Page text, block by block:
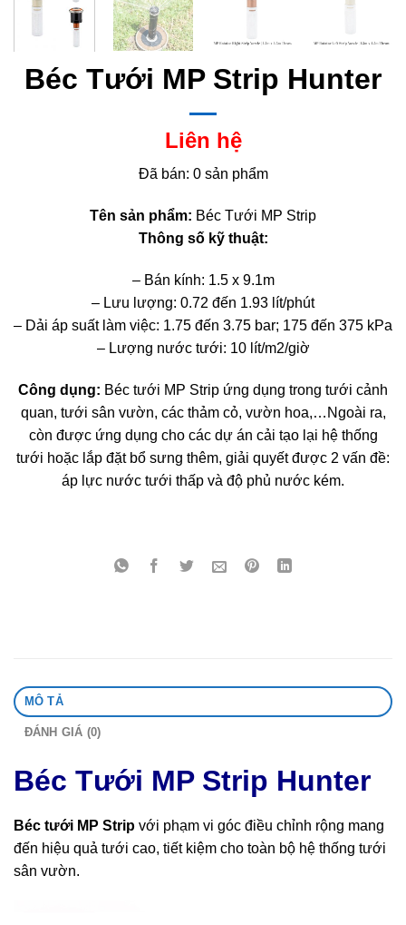
Béc Tưới MP Strip Hunter
Liên hệ
Đã bán: 0 sản phẩm
Tên sản phẩm: Béc Tưới MP Strip
Thông số kỹ thuật:
– Bán kính: 1.5 x 9.1m
– Lưu lượng: 0.72 đến 1.93 lít/phút
– Dải áp suất làm việc: 1.75 đến 3.75 bar; 175 đến 375 kPa
– Lượng nước tưới: 10 lít/m2/giờ
Công dụng: Béc tưới MP Strip ứng dụng trong tưới cảnh
quan, tưới sân vườn, các thảm cỏ, vườn hoa,…Ngoài ra,
còn được ứng dụng cho các dự án cải tạo lại hệ thống
tưới hoặc lắp đặt bổ sưng thêm, giải quyết được 2 vấn đề:
áp lực nước tưới thấp và độ phủ nước kém.
MÔ TẢ
ĐÁNH GIÁ (0)
Béc Tưới MP Strip Hunter
Béc tưới MP Strip với phạm vi góc điều chỉnh rộng mang
đến hiệu quả tưới cao, tiết kiệm cho toàn bộ hệ thống tưới
sân vườn.